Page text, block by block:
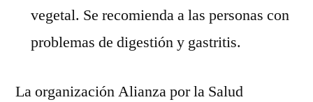
vegetal. Se recomienda a las personas con
problemas de digestión y gastritis.
La organización Alianza por la Salud